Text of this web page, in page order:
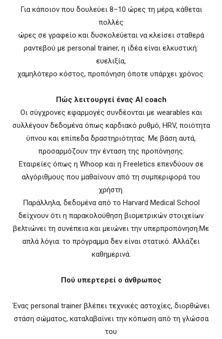
Για κάποιον που δουλεύει 8–10 ώρες τη μέρα, κάθεται
πολλές
ώρες σε γραφείο και δυσκολεύεται να κλείσει σταθερά
ραντεβού με personal trainer, η ιδέα είναι ελκυστική:
ευελιξία,
χαμηλότερο κόστος, προπόνηση όποτε υπάρχει χρόνος.
Πώς λειτουργεί ένας AI coach
Οι σύγχρονες εφαρμογές συνδέονται με wearables και
συλλέγουν δεδομένα όπως καρδιακό ρυθμό, HRV, ποιότητα
ύπνου και επίπεδα δραστηριότητας. Με βάση αυτά,
προσαρμόζουν την ένταση της προπόνησης.
Εταιρείες όπως η Whoop και η Freeletics επενδύουν σε
αλγόριθμους που μαθαίνουν από τη συμπεριφορά του
χρήστη.
Παράλληλα, δεδομένα από το Harvard Medical School
δείχνουν ότι η παρακολούθηση βιομετρικών στοιχείων
βελτιώνει τη συνέπεια και μειώνει την υπερπροπόνηση.Με
απλά λόγια: το πρόγραμμα δεν είναι στατικό. Αλλάζει
καθημερινά.
Πού υπερτερεί ο άνθρωπος
Ένας personal trainer βλέπει τεχνικές αστοχίες, διορθώνει
στάση σώματος, καταλαβαίνει την κόπωση από τη γλώσσα
του